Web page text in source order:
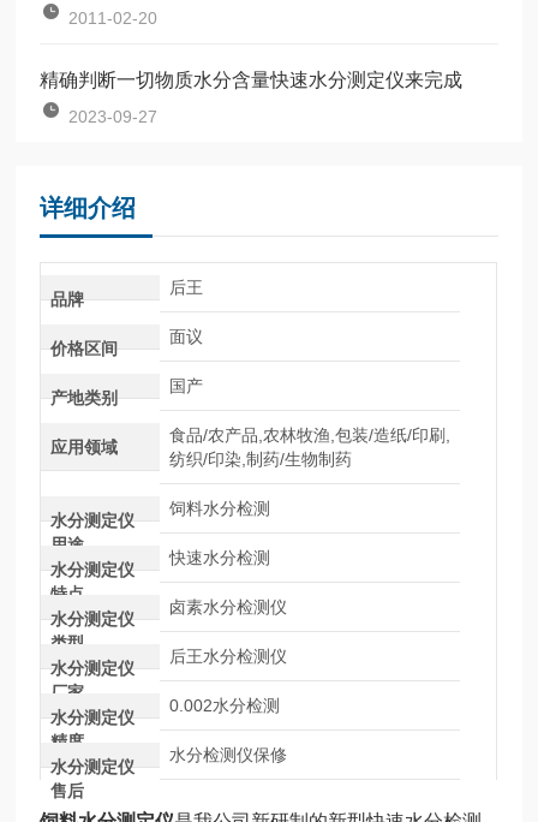
2011-02-20
精确判断一切物质水分含量快速水分测定仪来完成
2023-09-27
详细介绍
品牌
后王
价格区间
面议
产地类别
国产
应用领域
食品/农产品,农林牧渔,包装/造纸/印刷,
纺织/印染,制药/生物制药
水分测定仪
用途
饲料水分检测
水分测定仪
特点
快速水分检测
水分测定仪
类型
卤素水分检测仪
水分测定仪
厂家
后王水分检测仪
水分测定仪
精度
0.002水分检测
水分测定仪
售后
水分检测仪保修